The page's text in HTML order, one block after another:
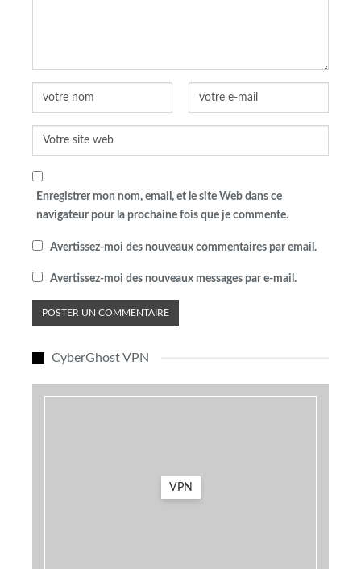
Enregistrer mon nom, email, et le site Web dans ce
navigateur pour la prochaine fois que je commente.
Avertissez-moi des nouveaux commentaires par email.
Avertissez-moi des nouveaux messages par e-mail.
CyberGhost VPN
VPN